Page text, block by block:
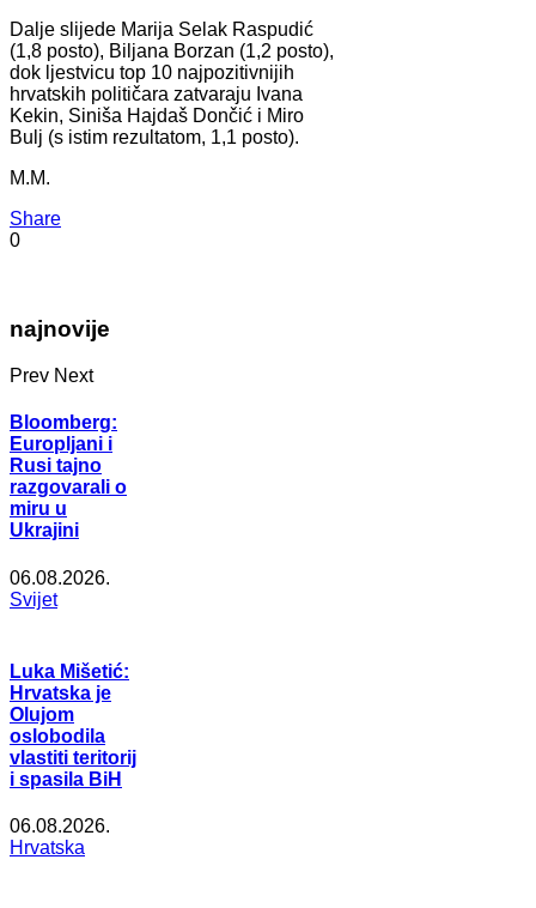
Dalje slijede Marija Selak Raspudić
(1,8 posto), Biljana Borzan (1,2 posto),
dok ljestvicu top 10 najpozitivnijih
hrvatskih političara zatvaraju Ivana
Kekin, Siniša Hajdaš Dončić i Miro
Bulj (s istim rezultatom, 1,1 posto).
M.M.
Share
0
najnovije
Prev Next
Bloomberg:
Europljani i
Rusi tajno
razgovarali o
miru u
Ukrajini
06.08.2026.
Svijet
Luka Mišetić:
Hrvatska je
Olujom
oslobodila
vlastiti teritorij
i spasila BiH
06.08.2026.
Hrvatska